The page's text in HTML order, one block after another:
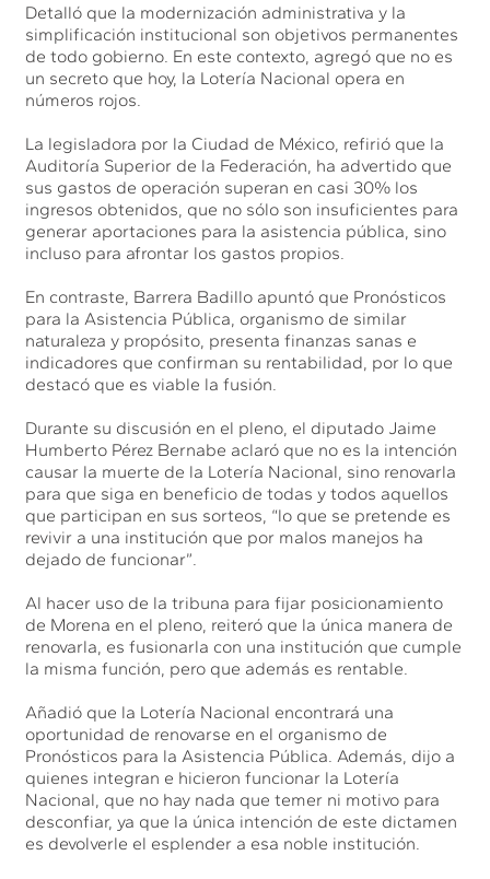
Detalló que la modernización administrativa y la
simplificación institucional son objetivos permanentes
de todo gobierno. En este contexto, agregó que no es
un secreto que hoy, la Lotería Nacional opera en
números rojos.
La legisladora por la Ciudad de México, refirió que la
Auditoría Superior de la Federación, ha advertido que
sus gastos de operación superan en casi 30% los
ingresos obtenidos, que no sólo son insuficientes para
generar aportaciones para la asistencia pública, sino
incluso para afrontar los gastos propios.
En contraste, Barrera Badillo apuntó que Pronósticos
para la Asistencia Pública, organismo de similar
naturaleza y propósito, presenta finanzas sanas e
indicadores que confirman su rentabilidad, por lo que
destacó que es viable la fusión.
Durante su discusión en el pleno, el diputado Jaime
Humberto Pérez Bernabe aclaró que no es la intención
causar la muerte de la Lotería Nacional, sino renovarla
para que siga en beneficio de todas y todos aquellos
que participan en sus sorteos, “lo que se pretende es
revivir a una institución que por malos manejos ha
dejado de funcionar”.
Al hacer uso de la tribuna para fijar posicionamiento
de Morena en el pleno, reiteró que la única manera de
renovarla, es fusionarla con una institución que cumple
la misma función, pero que además es rentable.
Añadió que la Lotería Nacional encontrará una
oportunidad de renovarse en el organismo de
Pronósticos para la Asistencia Pública. Además, dijo a
quienes integran e hicieron funcionar la Lotería
Nacional, que no hay nada que temer ni motivo para
desconfiar, ya que la única intención de este dictamen
es devolverle el esplender a esa noble institución.